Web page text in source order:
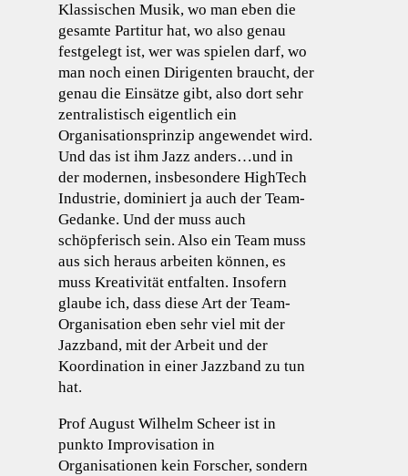
Klassischen Musik, wo man eben die
gesamte Partitur hat, wo also genau
festgelegt ist, wer was spielen darf, wo
man noch einen Dirigenten braucht, der
genau die Einsätze gibt, also dort sehr
zentralistisch eigentlich ein
Organisationsprinzip angewendet wird.
Und das ist ihm Jazz anders…und in
der modernen, insbesondere HighTech
Industrie, dominiert ja auch der Team-
Gedanke. Und der muss auch
schöpferisch sein. Also ein Team muss
aus sich heraus arbeiten können, es
muss Kreativität entfalten. Insofern
glaube ich, dass diese Art der Team-
Organisation eben sehr viel mit der
Jazzband, mit der Arbeit und der
Koordination in einer Jazzband zu tun
hat.
Prof August Wilhelm Scheer ist in
punkto Improvisation in
Organisationen kein Forscher, sondern